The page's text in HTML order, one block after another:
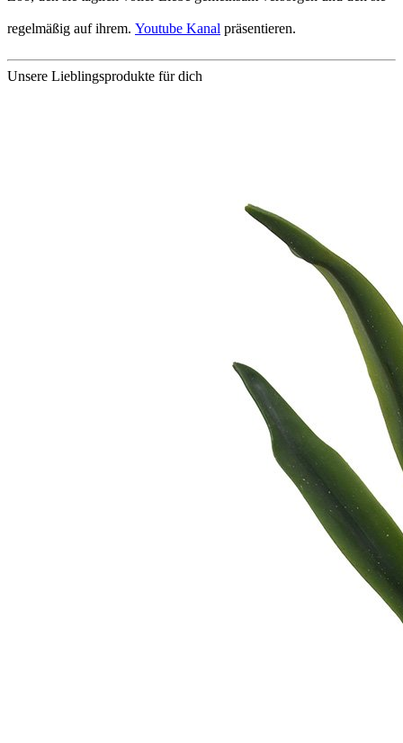
regelmäßig auf ihrem. Youtube Kanal präsentieren.
Unsere Lieblingsprodukte für dich